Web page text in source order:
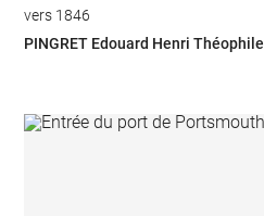
vers 1846
PINGRET Edouard Henri Théophile